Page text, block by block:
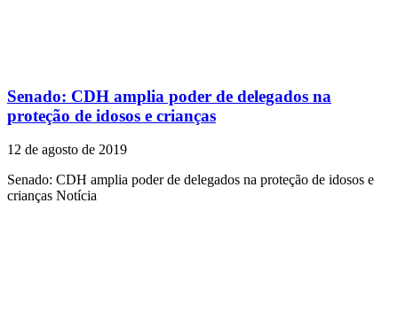
Senado: CDH amplia poder de delegados na
proteção de idosos e crianças
12 de agosto de 2019
Senado: CDH amplia poder de delegados na proteção de idosos e
crianças Notícia